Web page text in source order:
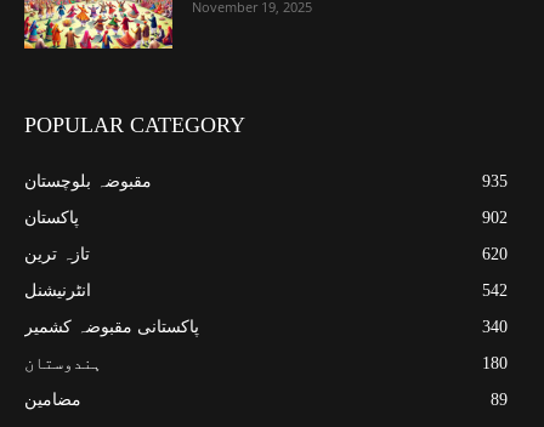
November 19, 2025
POPULAR CATEGORY
مقبوضہ بلوچستان
935
پاکستان
902
تازہ ترین
620
انٹرنیشنل
542
پاکستانی مقبوضہ کشمیر
340
ہندوستان
180
مضامین
89